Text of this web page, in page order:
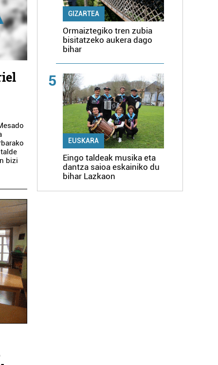
bizi
GIZARTEA
Ormaiztegiko tren zubia
bisitatzeko aukera dago
bihar
5
EUSKARA
Eingo taldeak musika eta
dantza saioa eskainiko du
bihar Lazkaon